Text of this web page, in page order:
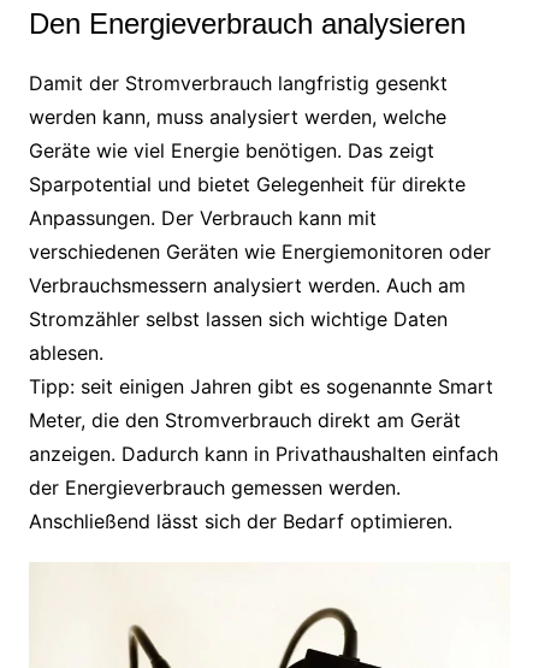
Den Energieverbrauch analysieren
Damit der Stromverbrauch langfristig gesenkt
werden kann, muss analysiert werden, welche
Geräte wie viel Energie benötigen. Das zeigt
Sparpotential und bietet Gelegenheit für direkte
Anpassungen. Der Verbrauch kann mit
verschiedenen Geräten wie Energiemonitoren oder
Verbrauchsmessern analysiert werden. Auch am
Stromzähler selbst lassen sich wichtige Daten
ablesen.
Tipp: seit einigen Jahren gibt es sogenannte Smart
Meter, die den Stromverbrauch direkt am Gerät
anzeigen. Dadurch kann in Privathaushalten einfach
der Energieverbrauch gemessen werden.
Anschließend lässt sich der Bedarf optimieren.